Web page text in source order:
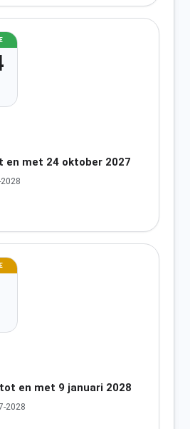
en met 24 oktober 2027
en met 9 januari 2028
2028